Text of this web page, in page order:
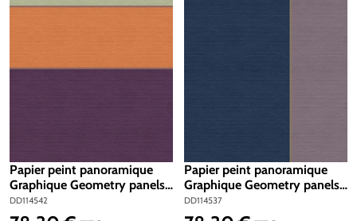
Papier peint panoramique
Graphique Geometry panels
3 - Référence DD114542 -
Intissé 200g/m2 - Standard
DD114542
Papier peint panoramique
Graphique Geometry panels
2 - Référence DD114537 -
Intissé 200g/m2 - Standard
DD114537